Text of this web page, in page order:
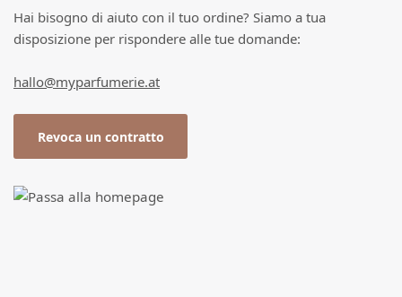
Hai bisogno di aiuto con il tuo ordine? Siamo a tua
disposizione per rispondere alle tue domande:
hallo@myparfumerie.at
Revoca un contratto